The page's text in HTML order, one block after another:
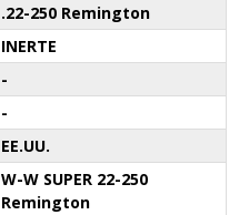
.22-250 Remington
INERTE
-
-
EE.UU.
W-W SUPER 22-250
Remington